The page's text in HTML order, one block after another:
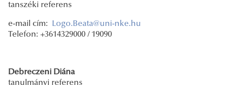
tanszéki referens
e-mail cím:
Logo.Beata@uni-nke.hu
Telefon: +3614329000 / 19090
Debreczeni Diána
tanulmányi referens